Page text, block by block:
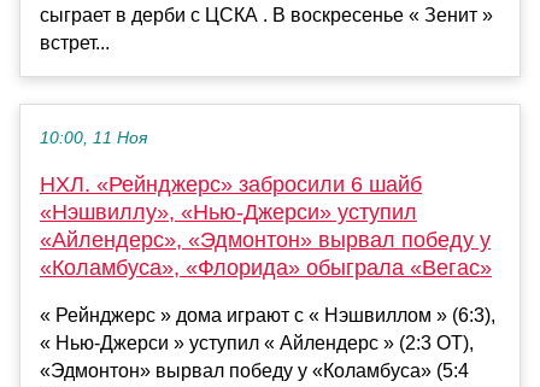
сыграет в дерби с ЦСКА . В воскресенье « Зенит »
встрет...
10:00, 11 Ноя
НХЛ. «Рейнджерс» забросили 6 шайб
«Нэшвиллу», «Нью-Джерси» уступил
«Айлендерс», «Эдмонтон» вырвал победу у
«Коламбуса», «Флорида» обыграла «Вегас»
« Рейнджерс » дома играют с « Нэшвиллом » (6:3),
« Нью-Джерси » уступил « Айлендерс » (2:3 ОТ),
«Эдмонтон» вырвал победу у «Коламбуса» (5:4